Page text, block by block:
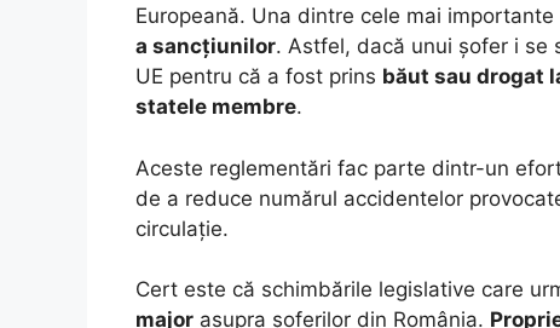
Europeană. Una dintre cele mai
a sancțiunilor. Astfel, dacă unui șofer i se
UE pentru că a fost prins băut sau drogat
statele membre.
Aceste reglementări fac parte dintr-un
de a reduce numărul accidentelor
circulație.
Cert este că schimbările legislative care
major asupra șoferilor din România.